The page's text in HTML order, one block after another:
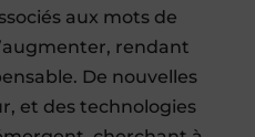
aux mots de
rendant
De nouvelles
et des technologies